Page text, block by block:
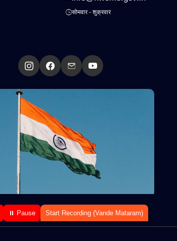
सोमवार - शुक्रवार
⏸ Pause Start Recording (Vande Mataram)